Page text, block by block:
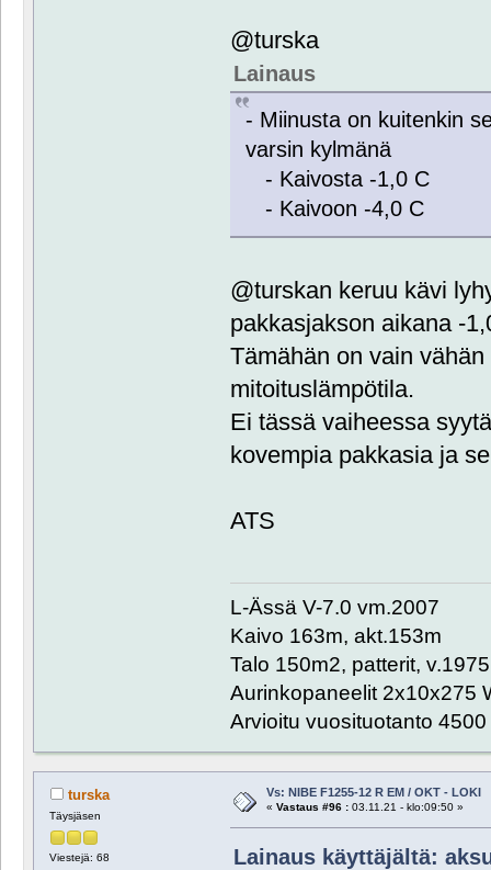
@turska
Lainaus
- Miinusta on kuitenkin
varsin kylmänä
- Kaivosta -1,0 C
- Kaivoon -4,0 C
@turskan keruu kävi
pakkasjakson aikana -
Tämähän on vain
mitoituslämpötila.
Ei tässä vaiheessa
kovempia pakkasia ja
ATS
L-Ässä V-7.0 vm.2007
Kaivo 163m, akt.153m
Talo 150m2, patterit, v.1975
Aurinkopaneelit 2x10x275
Arvioitu vuosituotanto
turska
Täysjäsen
Viestejä: 68
Vs: NIBE F1255-12 R EM / OKT - LOKI
« Vastaus #96 :03.11.21 - klo:09:50 »
Lainaus käyttäjältä: